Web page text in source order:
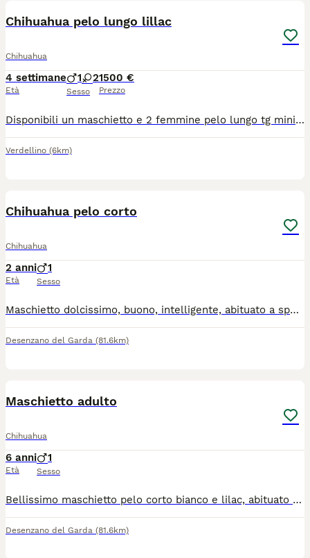
Chihuahua pelo lungo lillac
Chihuahua
4 settimane
Età
1 2
Sesso
1500 €
Prezzo
Disponibili un maschietto e 2 femmine pelo lungo tg mini verranno consegnati completi di ciclo vermifugo trattamento antiparassitario vaccino microchip certificato medico libretto sanitario iscrizione anagrafe canina passaggio di proprietà kit cucciolo pedigree enci genitori visibili solo persone responsabili siamo in provincia di Bergamo solo contatti telefonici 3491350788
Verdellino (6km)
Chihuahua pelo corto
Chihuahua
2 anni
Età
1
Sesso
Maschietto dolcissimo, buono, intelligente, abituato a sporcare in giardino, solo da compagnia, ha microchip, libretto sanitario completo di vaccini e trattamento antiparassitario. Per informazioni contattatemi al 3398754098 Non è in regalo
Desenzano del Garda (81.6km)
Maschietto adulto
Chihuahua
6 anni
Età
1
Sesso
Bellissimo maschietto pelo corto bianco e lilac, abituato a sporcare in giardino, dolcissimo, solo da compagnia, no altri maschi, per informazioni solo telefoniche, 3398754098. Non è in regalo
Desenzano del Garda (81.6km)